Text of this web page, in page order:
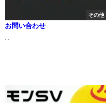
その他
お問い合わせ